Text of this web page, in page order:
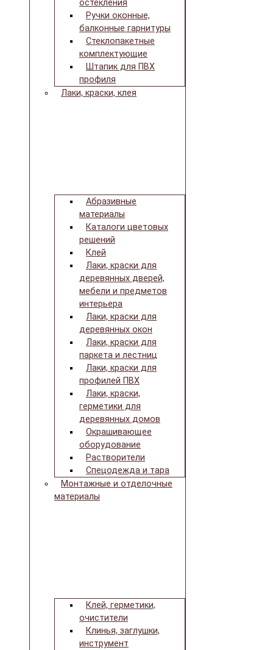
остекления
Ручки оконные,
балконные гарнитуры
Стеклопакетные
комплектующие
Штапик для ПВХ
профиля
Лаки, краски, клея
Абразивные
материалы
Каталоги цветовых
решений
Клей
Лаки, краски для
деревянных дверей,
мебели и предметов
интерьера
Лаки, краски для
деревянных окон
Лаки, краски для
паркета и лестниц
Лаки, краски для
профилей ПВХ
Лаки, краски,
герметики для
деревянных домов
Окрашивающее
оборудование
Растворители
Спецодежда и тара
Монтажные и отделочные
материалы
Клей, герметики,
очистители
Клинья, заглушки,
инструмент